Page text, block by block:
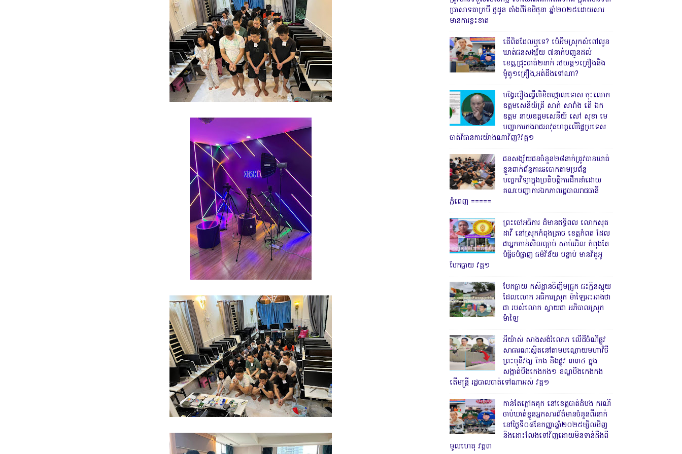
ប្រាសាទតាក្របី ថ្មដូន តាំងពីខែមិថុនា ឆ្នាំ២០២៥ដោយសារ
មានការខ្វះខាត
តើពិតដែលឬទេ? ប៉េអឹមស្រុកសំពៅលូន
ឃាត់ជនសង្ស័យ ៧នាក់បញ្ជូនដល់
ខេត្ត,ជ្រុះបាត់២នាក់ រថយន្ត១គ្រឿងនិង
ម៉ូតូ១គ្រឿង,អត់ដឹងទៅណា?
បង្វែររឿងធ្វើលិខិតថ្កោលទោស ចុះលោក
ឧត្តមសេនីយ៍ត្រី សាក់ សារាំង តើ ឯក
ឧត្តម នាយឧត្តមសេនីយ៍ សៅ សុខា មេ
បញ្ជាការកងរាជអាវុធហត្ថលើផ្ទៃប្រទេស
ចាត់វិធានការយ៉ាងណាវិញ?វគ្គ១
ជនសង្ស័យជនចំនួន២៨នាក់ត្រូវបានឃាត់
ខ្លួនពាក់ព័ន្ធការឆបោកតាមប្រព័ន្ធ
បច្ចេកវិទ្យាក្នុងប្រតិបត្តិការដឹកនាំដោយ
គណៈបញ្ជាការឯកភាពរដ្ឋបាលរាជធានី
ភ្នំពេញ ‎=====
ព្រះចៅអធិការ ដ៏មានឥទ្ធិពល លោកសុត
ដាវី នៅស្រុកកំពុងត្រាច ខេត្តកំពត ដែល
ជាអ្នកកាន់សិលល្អាប់ សាប់រអិល កំពុងតែ
បំផ្លិចបំផ្លាញ ធម៌វិន័យ បន្ទាប់ មានវិដូអូ
បែកធ្លាយ វគ្គ១
បែកធ្លាយ កសិដ្ឋានចិញ្ចឹមជ្រូក ជះក្លិនស្អុយ
ដែលលោក អធិការស្រុក ម៉ាឡៃអះអាងថា
ជា របស់លោក ស្វាយជា អភិបាលស្រុក
ម៉ាឡៃ
អីយ៉ាស់ សាងសង់រំលោភ លើដីចំណីផ្លូវ
សាធារណៈស្ថិតនៅតាមបណ្ដោយមហាវិថី
ព្រះមុនីវង្ស កែង និងផ្លូវ ៣៣៤ ក្នុង
សង្កាត់បឹងកេងកង១ ខណ្ឌបឹងកេងកង
តើមន្ត្រី រដ្ឋបាលបាត់ទៅណាអស់ វគ្គ១
កាន់តែក្តៅគគុក នៅខេត្តបាត់ដំបង ករណី
ចាប់ឃាត់ខ្លួនអ្នកសារព័ត៌មានចំនួនពីរនាក់
នៅថ្ងៃទី០៨ខែកញ្ញាឆ្នាំ២០២៥ម្សិលមិញ
និងដោះលែងទៅវិញដោយមិនទាន់ដឹងពី
មូលហេតុ វគ្គ៣